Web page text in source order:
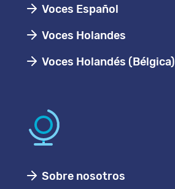
Voces Español
Voces Holandes
Voces Holandés (Bélgica)
Sobre nosotros